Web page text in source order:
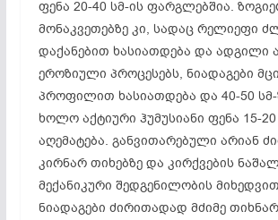
ფენა 20-40 სმ-ის ფარგლებშია.
მონაკვეთებზე კი, სადაც რელიეფი
დაქანებით ხასიათდება და ადგილი
ეროზიული პროცესებს, ნიადაგები
პროფილით ხასიათდება და 40-50 სმ-
ხოლო აქტიური ჰუმუსიანი ფენა 15-
აღემატება. განვითარებული არიან
კირნარ თიხებზე და კირქვების
მექანიკური შედგენილობის
ნიადაგები ძირითადად მძიმე